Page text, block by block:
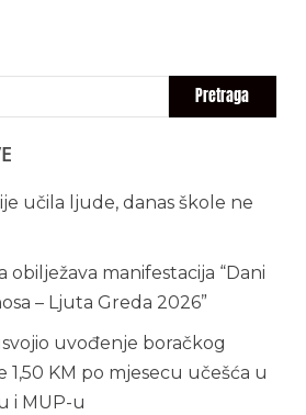
učila ljude, danas škole ne
obilježava manifestacija “Dani
– Ljuta Greda 2026”
uvođenje boračkog
1,50 KM po mjesecu učešća u
i MUP-u